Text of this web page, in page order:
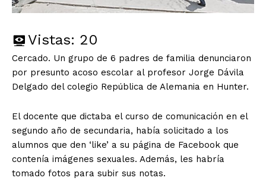
Vistas: 20
Cercado. Un grupo de 6 padres de familia denunciaron
por presunto acoso escolar al profesor Jorge Dávila
Delgado del colegio República de Alemania en Hunter.
El docente que dictaba el curso de comunicación en el
segundo año de secundaria, había solicitado a los
alumnos que den ‘like’ a su página de Facebook que
contenía imágenes sexuales. Además, les habría
tomado fotos para subir sus notas.